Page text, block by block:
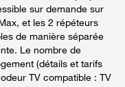
sur demande sur
et les 2 répéteurs
de manière séparée
Le nombre de
(détails et tarifs
TV compatible : TV